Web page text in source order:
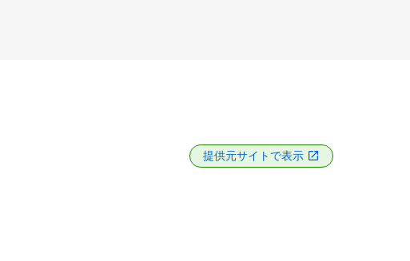
提供元サイトで表示